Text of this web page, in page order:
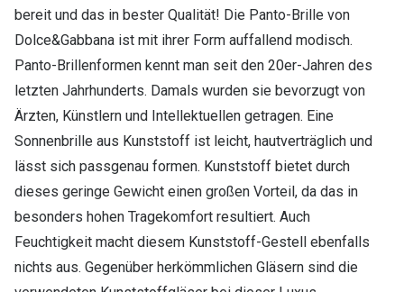
Brillenbügel
Brillenkettchen
bereit und das in bester Qualität! Die Panto-Brille von
Dolce&Gabbana ist mit ihrer Form auffallend modisch.
Panto-Brillenformen kennt man seit den 20er-Jahren des
letzten Jahrhunderts. Damals wurden sie bevorzugt von
Ärzten, Künstlern und Intellektuellen getragen. Eine
Sonnenbrille aus Kunststoff ist leicht, hautverträglich und
lässt sich passgenau formen. Kunststoff bietet durch
dieses geringe Gewicht einen großen Vorteil, da das in
besonders hohen Tragekomfort resultiert. Auch
Feuchtigkeit macht diesem Kunststoff-Gestell ebenfalls
nichts aus. Gegenüber herkömmlichen Gläsern sind die